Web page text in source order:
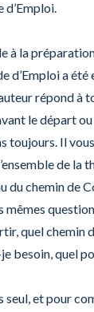
à la
d’Emploi a été
répond à
le départ
toujours. Il
de la
du chemin de
mêmes
quel chemin
besoin, quel
seul, et pour